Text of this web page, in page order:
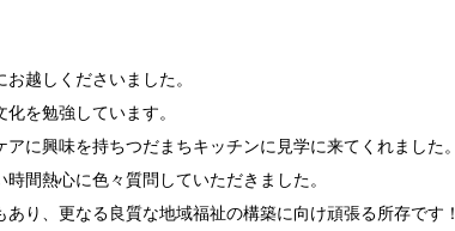
越しくださいました。
を勉強しています。
に興味を持ちつだまちキッチンに見学に来てくれました。
間熱心に色々質問していただきました。
り、更なる良質な地域福祉の構築に向け頑張る所存です！